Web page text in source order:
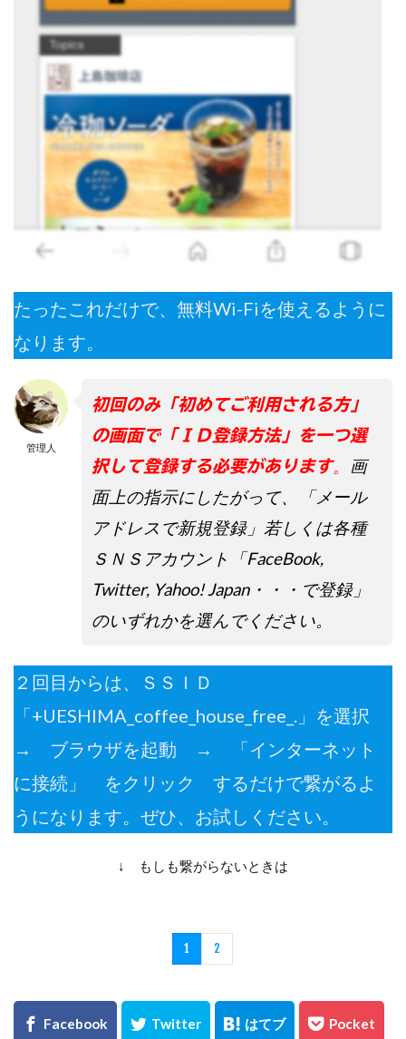
たったこれだけで、無料Wi-Fiを使えるように
なります。
管理人
初回のみ「初めてご利用される方」
の画面で「ＩＤ登録方法」を一つ選
択して登録する必要があります。 画
面上の指示にしたがって、「メール
アドレスで新規登録」若しくは各種
ＳＮＳアカウント「FaceBook,
Twitter, Yahoo! Japan・・・で登録」
のいずれかを選んでください。
２回目からは、ＳＳＩＤ
「+UESHIMA_coffee_house_free_.」を選択
→ ブラウザを起動 → 「インターネット
に接続」 をクリック するだけで繋がるよ
うになります。ぜひ、お試しください。
↓ もしも繋がらないときは
1 2